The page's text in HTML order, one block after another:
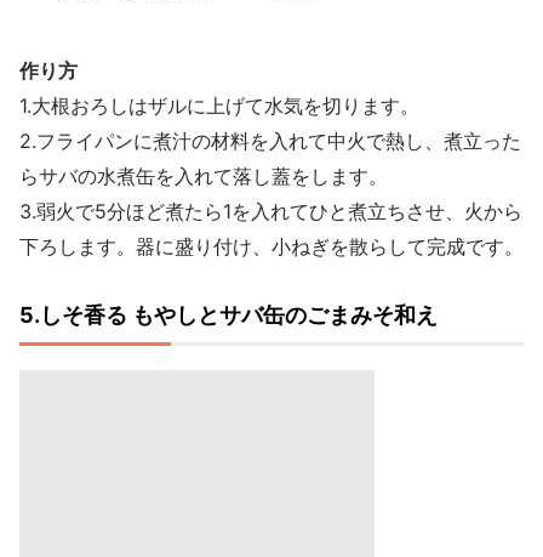
作り方
1.大根おろしはザルに上げて水気を切ります。
2.フライパンに煮汁の材料を入れて中火で熱し、煮立った
らサバの水煮缶を入れて落し蓋をします。
3.弱火で5分ほど煮たら1を入れてひと煮立ちさせ、火から
下ろします。器に盛り付け、小ねぎを散らして完成です。
5.しそ香る もやしとサバ缶のごまみそ和え